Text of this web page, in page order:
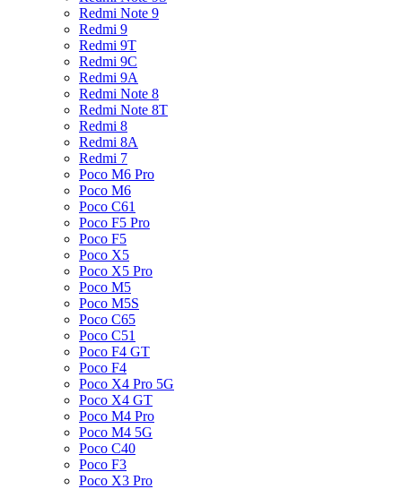
Redmi Note 9
Redmi 9
Redmi 9T
Redmi 9C
Redmi 9A
Redmi Note 8
Redmi Note 8T
Redmi 8
Redmi 8A
Redmi 7
Poco M6 Pro
Poco M6
Poco C61
Poco F5 Pro
Poco F5
Poco X5
Poco X5 Pro
Poco M5
Poco M5S
Poco C65
Poco C51
Poco F4 GT
Poco F4
Poco X4 Pro 5G
Poco X4 GT
Poco M4 Pro
Poco M4 5G
Poco C40
Poco F3
Poco X3 Pro